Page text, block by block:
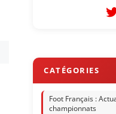
Foot Français :
championnats